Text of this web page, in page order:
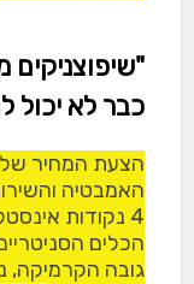
כבר לא יכול
הצעת המחיר של
האמבטיה
4 נקודות
הכלים
גובה הקרמיקה,